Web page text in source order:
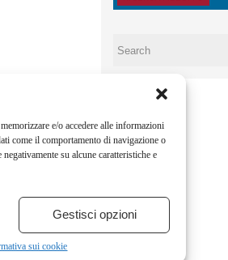
e/o accedere alle informazioni
come il comportamento di navigazione o
su alcune caratteristiche e
Gestisci opzioni
sui cookie